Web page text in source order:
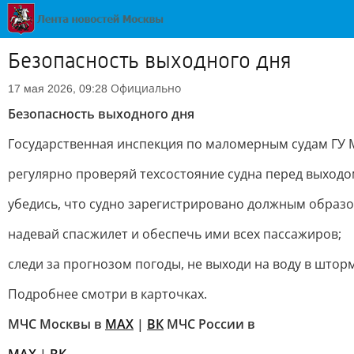
Безопасность выходного дня
17 мая 2026, 09:28 Официально
Безопасность выходного дня
Государственная инспекция по маломерным судам
регулярно проверяй техсостояние судна перед
убедись, что судно зарегистрировано должным
надевай спасжилет и обеспечь ими всех пассажиров;
следи за прогнозом погоды, не выходи на воду в
Подробнее смотри в карточках.
МЧС Москвы в MAX | ВК МЧС России в